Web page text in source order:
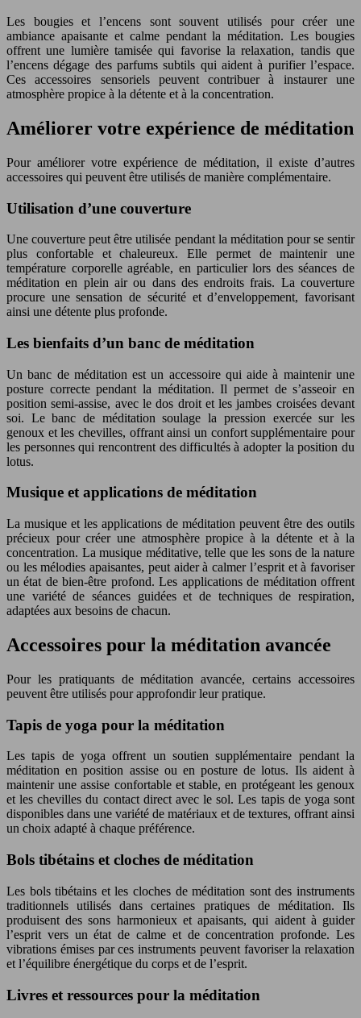
Les bougies et l’encens sont souvent utilisés pour créer une
ambiance apaisante et calme pendant la méditation. Les bougies
offrent une lumière tamisée qui favorise la relaxation, tandis que
l’encens dégage des parfums subtils qui aident à purifier l’espace.
Ces accessoires sensoriels peuvent contribuer à instaurer une
atmosphère propice à la détente et à la concentration.
Améliorer votre expérience de méditation
Pour améliorer votre expérience de méditation, il existe d’autres
accessoires qui peuvent être utilisés de manière complémentaire.
Utilisation d’une couverture
Une couverture peut être utilisée pendant la méditation pour se sentir
plus confortable et chaleureux. Elle permet de maintenir une
température corporelle agréable, en particulier lors des séances de
méditation en plein air ou dans des endroits frais. La couverture
procure une sensation de sécurité et d’enveloppement, favorisant
ainsi une détente plus profonde.
Les bienfaits d’un banc de méditation
Un banc de méditation est un accessoire qui aide à maintenir une
posture correcte pendant la méditation. Il permet de s’asseoir en
position semi-assise, avec le dos droit et les jambes croisées devant
soi. Le banc de méditation soulage la pression exercée sur les
genoux et les chevilles, offrant ainsi un confort supplémentaire pour
les personnes qui rencontrent des difficultés à adopter la position du
lotus.
Musique et applications de méditation
La musique et les applications de méditation peuvent être des outils
précieux pour créer une atmosphère propice à la détente et à la
concentration. La musique méditative, telle que les sons de la nature
ou les mélodies apaisantes, peut aider à calmer l’esprit et à favoriser
un état de bien-être profond. Les applications de méditation offrent
une variété de séances guidées et de techniques de respiration,
adaptées aux besoins de chacun.
Accessoires pour la méditation avancée
Pour les pratiquants de méditation avancée, certains accessoires
peuvent être utilisés pour approfondir leur pratique.
Tapis de yoga pour la méditation
Les tapis de yoga offrent un soutien supplémentaire pendant la
méditation en position assise ou en posture de lotus. Ils aident à
maintenir une assise confortable et stable, en protégeant les genoux
et les chevilles du contact direct avec le sol. Les tapis de yoga sont
disponibles dans une variété de matériaux et de textures, offrant ainsi
un choix adapté à chaque préférence.
Bols tibétains et cloches de méditation
Les bols tibétains et les cloches de méditation sont des instruments
traditionnels utilisés dans certaines pratiques de méditation. Ils
produisent des sons harmonieux et apaisants, qui aident à guider
l’esprit vers un état de calme et de concentration profonde. Les
vibrations émises par ces instruments peuvent favoriser la relaxation
et l’équilibre énergétique du corps et de l’esprit.
Livres et ressources pour la méditation